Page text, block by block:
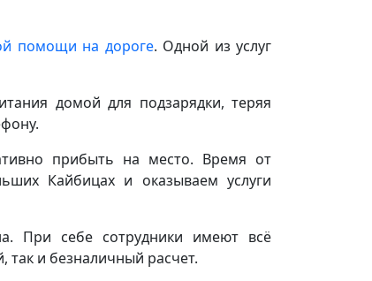
помощи на дороге. Одной из услуг
домой для подзарядки, теряя
прибыть на место. Время от
Кайбицах и оказываем услуги
При себе сотрудники имеют всё
и безналичный расчет.